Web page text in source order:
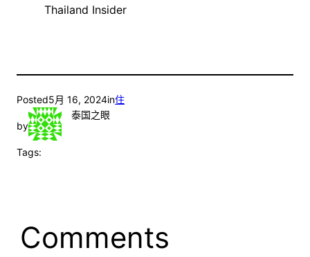
Thailand Insider
Posted5月 16, 2024in住
by
泰国之眼
Tags:
Comments